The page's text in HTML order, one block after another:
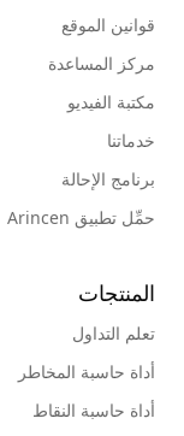
قوانين الموقع
مركز المساعدة
مكتبة الفيديو
خدماتنا
برنامج الإحالة
حمِّل تطبيق Arincen
المنتجات
تعلم التداول
أداة حاسبة المخاطر
أداة حاسبة النقاط